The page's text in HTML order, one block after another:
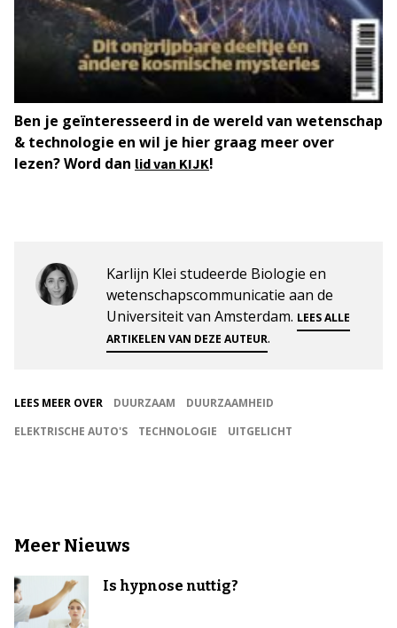
Ben je geïnteresseerd in de wereld van wetenschap
& technologie en wil je hier graag meer over
lezen? Word dan lid van KIJK!
Karlijn Klei studeerde Biologie en
wetenschapscommunicatie aan de
Universiteit van Amsterdam. LEES ALLE
ARTIKELEN VAN DEZE AUTEUR.
LEES MEER OVER DUURZAAM
DUURZAAMHEID
ELEKTRISCHE AUTO'S
TECHNOLOGIE UITGELICHT
Meer Nieuws
Is hypnose nuttig?